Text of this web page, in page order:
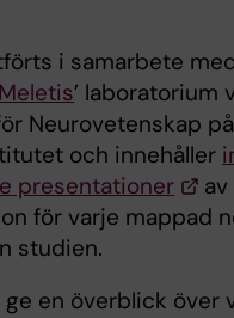
i samarbete
’ laboratorium
Neurovetenskap på
och innehåller
presentationer
av
för varje mappad
studien.
en överblick över